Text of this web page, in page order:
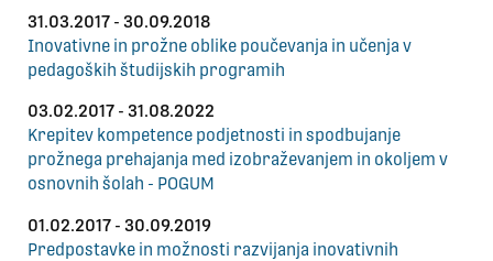
31.03.2017 - 30.09.2018
Inovativne in prožne oblike poučevanja in učenja v
pedagoških študijskih programih
03.02.2017 - 31.08.2022
Krepitev kompetence podjetnosti in spodbujanje
prožnega prehajanja med izobraževanjem in okoljem v
osnovnih šolah - POGUM
01.02.2017 - 30.09.2019
Predpostavke in možnosti razvijanja inovativnih